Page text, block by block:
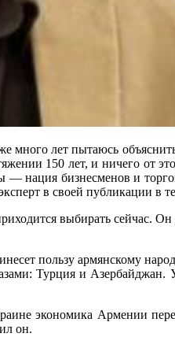
много лет пытаюсь
150 лет, и ничего от
бизнесменов и
в своей публикации в
выбирать сейчас.
пользу армянскому
Турция и
экономика Армении
он.